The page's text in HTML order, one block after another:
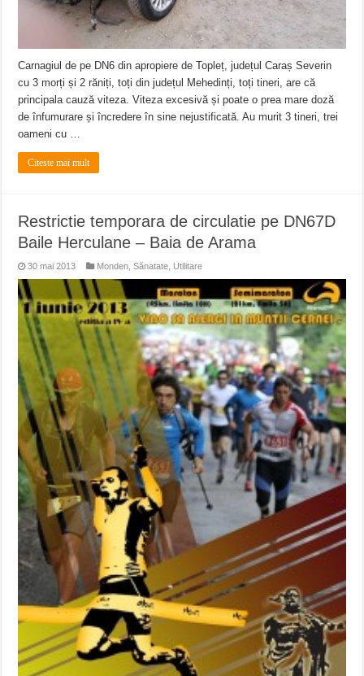
Carnagiul de pe DN6 din apropiere de Topleț, județul Caraș Severin
cu 3 morți și 2 răniți, toți din județul Mehedinți, toți tineri, are că
principala cauză viteza. Viteza excesivă și poate o prea mare doză
de înfumurare și încredere în sine nejustificată. Au murit 3 tineri, trei
oameni cu …
Citeste mai mult
Restrictie temporara de circulatie pe DN67D
Baile Herculane – Baia de Arama
30 mai 2013 Monden ,Sănatate Utilitare